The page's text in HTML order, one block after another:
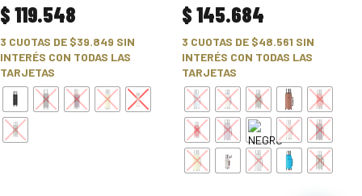
$119.548
3 CUOTAS DE $39.849 SIN
INTERÉS CON TODAS LAS
TARJETAS
$145.684
3 CUOTAS DE $48.561 SIN
INTERÉS CON TODAS LAS
TARJETAS